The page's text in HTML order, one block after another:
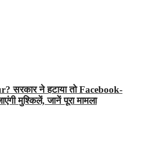
सरकार ने हटाया तो Facebook-
मुश्किलें, जानें पूरा मामला